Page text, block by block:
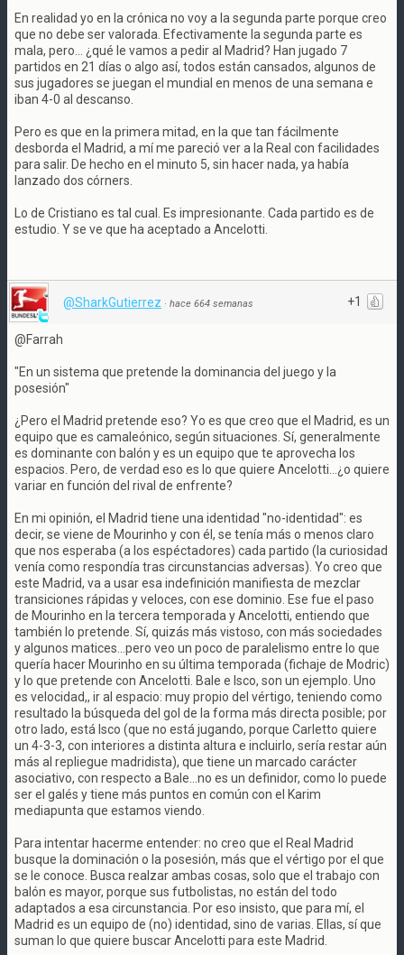
En realidad yo en la crónica no voy a la segunda parte porque creo
que no debe ser valorada. Efectivamente la segunda parte es
mala, pero... ¿qué le vamos a pedir al Madrid? Han jugado 7
partidos en 21 días o algo así, todos están cansados, algunos de
sus jugadores se juegan el mundial en menos de una semana e
iban 4-0 al descanso.
Pero es que en la primera mitad, en la que tan fácilmente
desborda el Madrid, a mí me pareció ver a la Real con facilidades
para salir. De hecho en el minuto 5, sin hacer nada, ya había
lanzado dos córners.
Lo de Cristiano es tal cual. Es impresionante. Cada partido es de
estudio. Y se ve que ha aceptado a Ancelotti.
+1
@SharkGutierrez · hace 664 semanas
@Farrah
"En un sistema que pretende la dominancia del juego y la
posesión"
¿Pero el Madrid pretende eso? Yo es que creo que el Madrid, es un
equipo que es camaleónico, según situaciones. Sí, generalmente
es dominante con balón y es un equipo que te aprovecha los
espacios. Pero, de verdad eso es lo que quiere Ancelotti...¿o quiere
variar en función del rival de enfrente?
En mi opinión, el Madrid tiene una identidad "no-identidad": es
decir, se viene de Mourinho y con él, se tenía más o menos claro
que nos esperaba (a los espéctadores) cada partido (la curiosidad
venía como respondía tras circunstancias adversas). Yo creo que
este Madrid, va a usar esa indefinición manifiesta de mezclar
transiciones rápidas y veloces, con ese dominio. Ese fue el paso
de Mourinho en la tercera temporada y Ancelotti, entiendo que
también lo pretende. Sí, quizás más vistoso, con más sociedades
y algunos matices...pero veo un poco de paralelismo entre lo que
quería hacer Mourinho en su última temporada (fichaje de Modric)
y lo que pretende con Ancelotti. Bale e Isco, son un ejemplo. Uno
es velocidad,, ir al espacio: muy propio del vértigo, teniendo como
resultado la búsqueda del gol de la forma más directa posible; por
otro lado, está Isco (que no está jugando, porque Carletto quiere
un 4-3-3, con interiores a distinta altura e incluirlo, sería restar aún
más al repliegue madridista), que tiene un marcado carácter
asociativo, con respecto a Bale...no es un definidor, como lo puede
ser el galés y tiene más puntos en común con el Karim
mediapunta que estamos viendo.
Para intentar hacerme entender: no creo que el Real Madrid
busque la dominación o la posesión, más que el vértigo por el que
se le conoce. Busca realzar ambas cosas, solo que el trabajo con
balón es mayor, porque sus futbolistas, no están del todo
adaptados a esa circunstancia. Por eso insisto, que para mí, el
Madrid es un equipo de (no) identidad, sino de varias. Ellas, sí que
suman lo que quiere buscar Ancelotti para este Madrid.